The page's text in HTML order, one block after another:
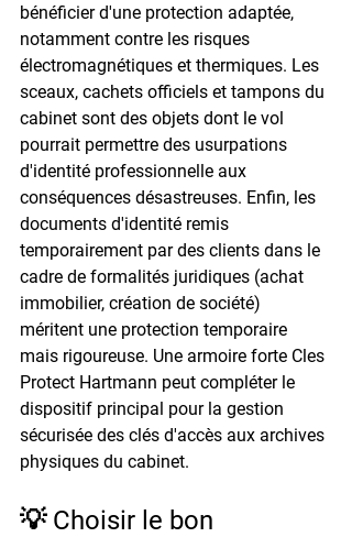
bénéficier d'une protection adaptée,
notamment contre les risques
électromagnétiques et thermiques. Les
sceaux, cachets officiels et tampons du
cabinet sont des objets dont le vol
pourrait permettre des usurpations
d'identité professionnelle aux
conséquences désastreuses. Enfin, les
documents d'identité remis
temporairement par des clients dans le
cadre de formalités juridiques (achat
immobilier, création de société)
méritent une protection temporaire
mais rigoureuse. Une armoire forte Cles
Protect Hartmann peut compléter le
dispositif principal pour la gestion
sécurisée des clés d'accès aux archives
physiques du cabinet.
💡 Choisir le bon